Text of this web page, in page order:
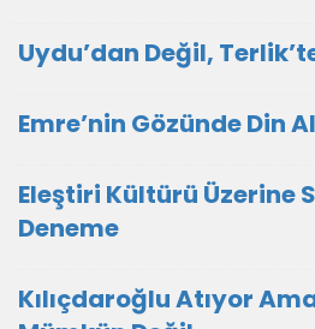
Uydu’dan Değil,
Emre’nin Gözünde Din
Eleştiri Kültürü Üzerine
Deneme
Kılıçdaroğlu Atıyor